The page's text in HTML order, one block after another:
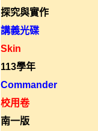
探究與實作
講義光碟
Skin
113學年
Commander
校用卷
南一版